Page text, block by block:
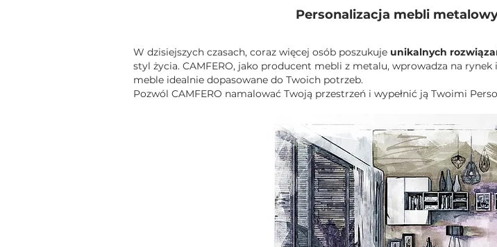
Personalizacja mebli
W dzisiejszych czasach, coraz więcej osób poszukuje unikalnych
styl życia. CAMFERO, jako producent mebli z metalu, wprowadza na
meble idealnie dopasowane do Twoich potrzeb.
Pozwól CAMFERO namalować Twoją przestrzeń i wypełnić ją Twoimi